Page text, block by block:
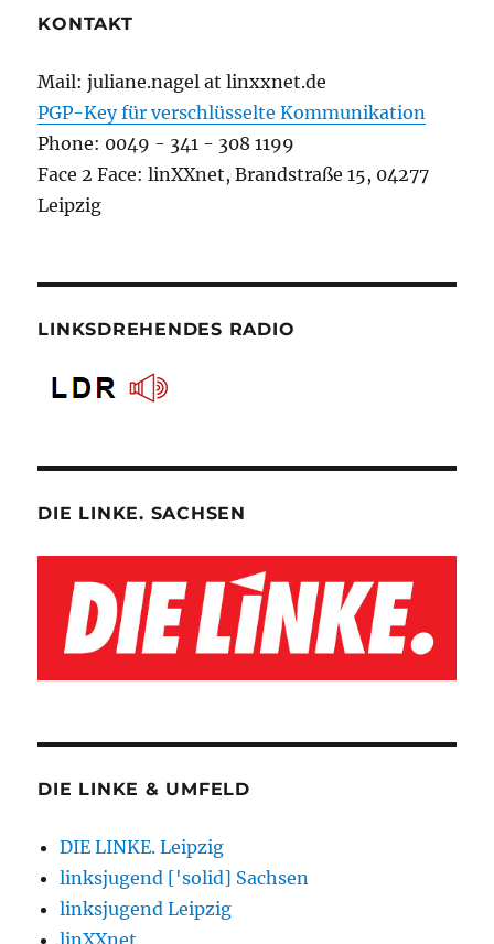
KONTAKT
Mail: juliane.nagel at linxxnet.de
PGP-Key für verschlüsselte Kommunikation
Phone: 0049 - 341 - 308 1199
Face 2 Face: linXXnet, Brandstraße 15, 04277
Leipzig
LINKSDREHENDES RADIO
DIE LINKE. SACHSEN
DIE LINKE & UMFELD
DIE LINKE. Leipzig
linksjugend ['solid] Sachsen
linksjugend Leipzig
linXXnet